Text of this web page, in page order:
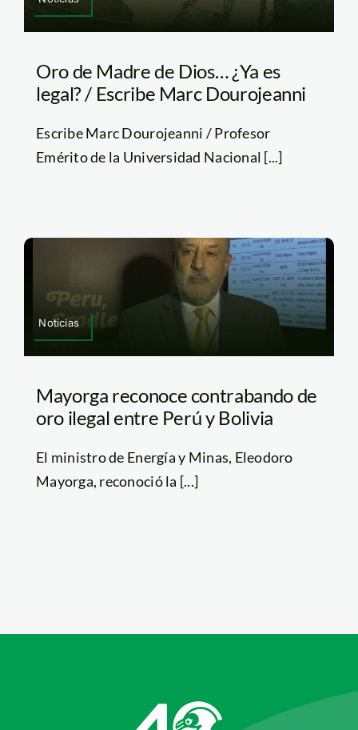
Oro de Madre de Dios… ¿Ya es
legal? / Escribe Marc Dourojeanni
Escribe Marc Dourojeanni / Profesor
Emérito de la Universidad Nacional [...]
Noticias
Mayorga reconoce contrabando de
oro ilegal entre Perú y Bolivia
El ministro de Energía y Minas, Eleodoro
Mayorga, reconoció la [...]